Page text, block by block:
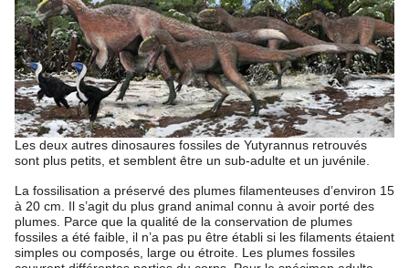
Les deux autres dinosaures fossiles de Yutyrannus retrouvés
sont plus petits, et semblent être un sub-adulte et un juvénile.
La fossilisation a préservé des plumes filamenteuses d’environ 15
à 20 cm. Il s’agit du plus grand animal connu à avoir porté des
plumes. Parce que la qualité de la conservation de plumes
fossiles a été faible, il n’a pas pu être établi si les filaments étaient
simples ou composés, large ou étroite. Les plumes fossiles